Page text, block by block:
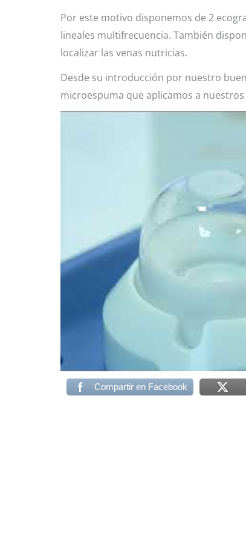
Por este motivo disponemos de 2
lineales multifrecuencia. También
localizar las venas nutricias.
Desde su introducción por nuestro
microespuma que aplicamos a
Compartir en Facebook